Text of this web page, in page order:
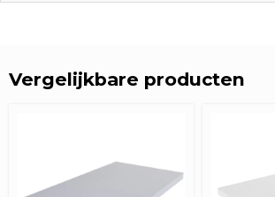
Vergelijkbare producten